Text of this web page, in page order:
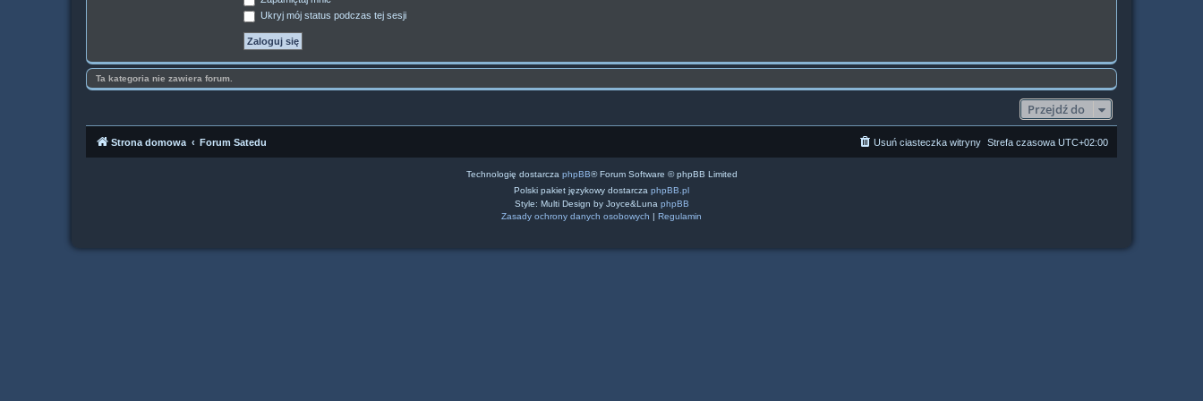
Ukryj mój status podczas tej sesji
Ta kategoria nie zawiera forum.
Przejdź do
Strona domowa Forum Satedu Strefa czasowa UTC+02:00
Usuń ciasteczka witryny
Technologię dostarcza phpBB® Forum Software © phpBB Limited
Polski pakiet językowy dostarcza phpBB.pl
Style: Multi Design by Joyce&Luna phpBB
Zasady ochrony danych osobowych | Regulamin